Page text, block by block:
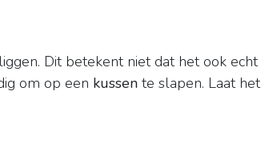
liggen. Dit betekent niet dat het ook echt
om op een kussen te slapen. Laat het